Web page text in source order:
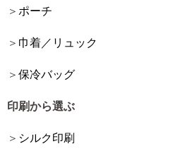
ポーチ
巾着／リュック
保冷バッグ
印刷から選ぶ
シルク印刷